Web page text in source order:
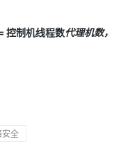
控制机线程数代理机数，
安全